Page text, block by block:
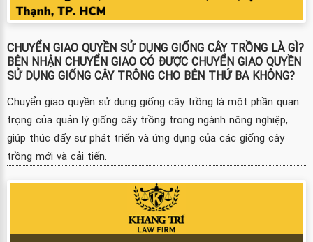
CHUYỂN GIAO QUYỀN SỬ DỤNG GIỐNG CÂY TRỒNG LÀ GÌ?
BÊN NHẬN CHUYỂN GIAO CÓ ĐƯỢC CHUYỂN GIAO QUYỀN
SỬ DỤNG GIỐNG CÂY TRÔNG CHO BÊN THỨ BA KHÔNG?
Chuyển giao quyền sử dụng giống cây trồng là một phần quan
trọng của quản lý giống cây trồng trong ngành nông nghiệp,
giúp thúc đẩy sự phát triển và ứng dụng của các giống cây
trồng mới và cải tiến.